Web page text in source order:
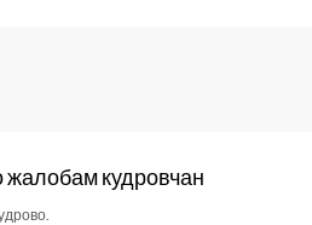
жалобам кудровчан